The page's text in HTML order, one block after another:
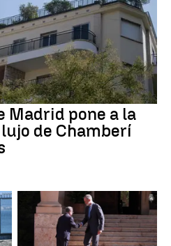
Madrid pone a la
de Chamberí